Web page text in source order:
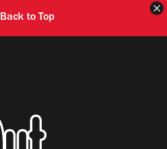
Back to Top